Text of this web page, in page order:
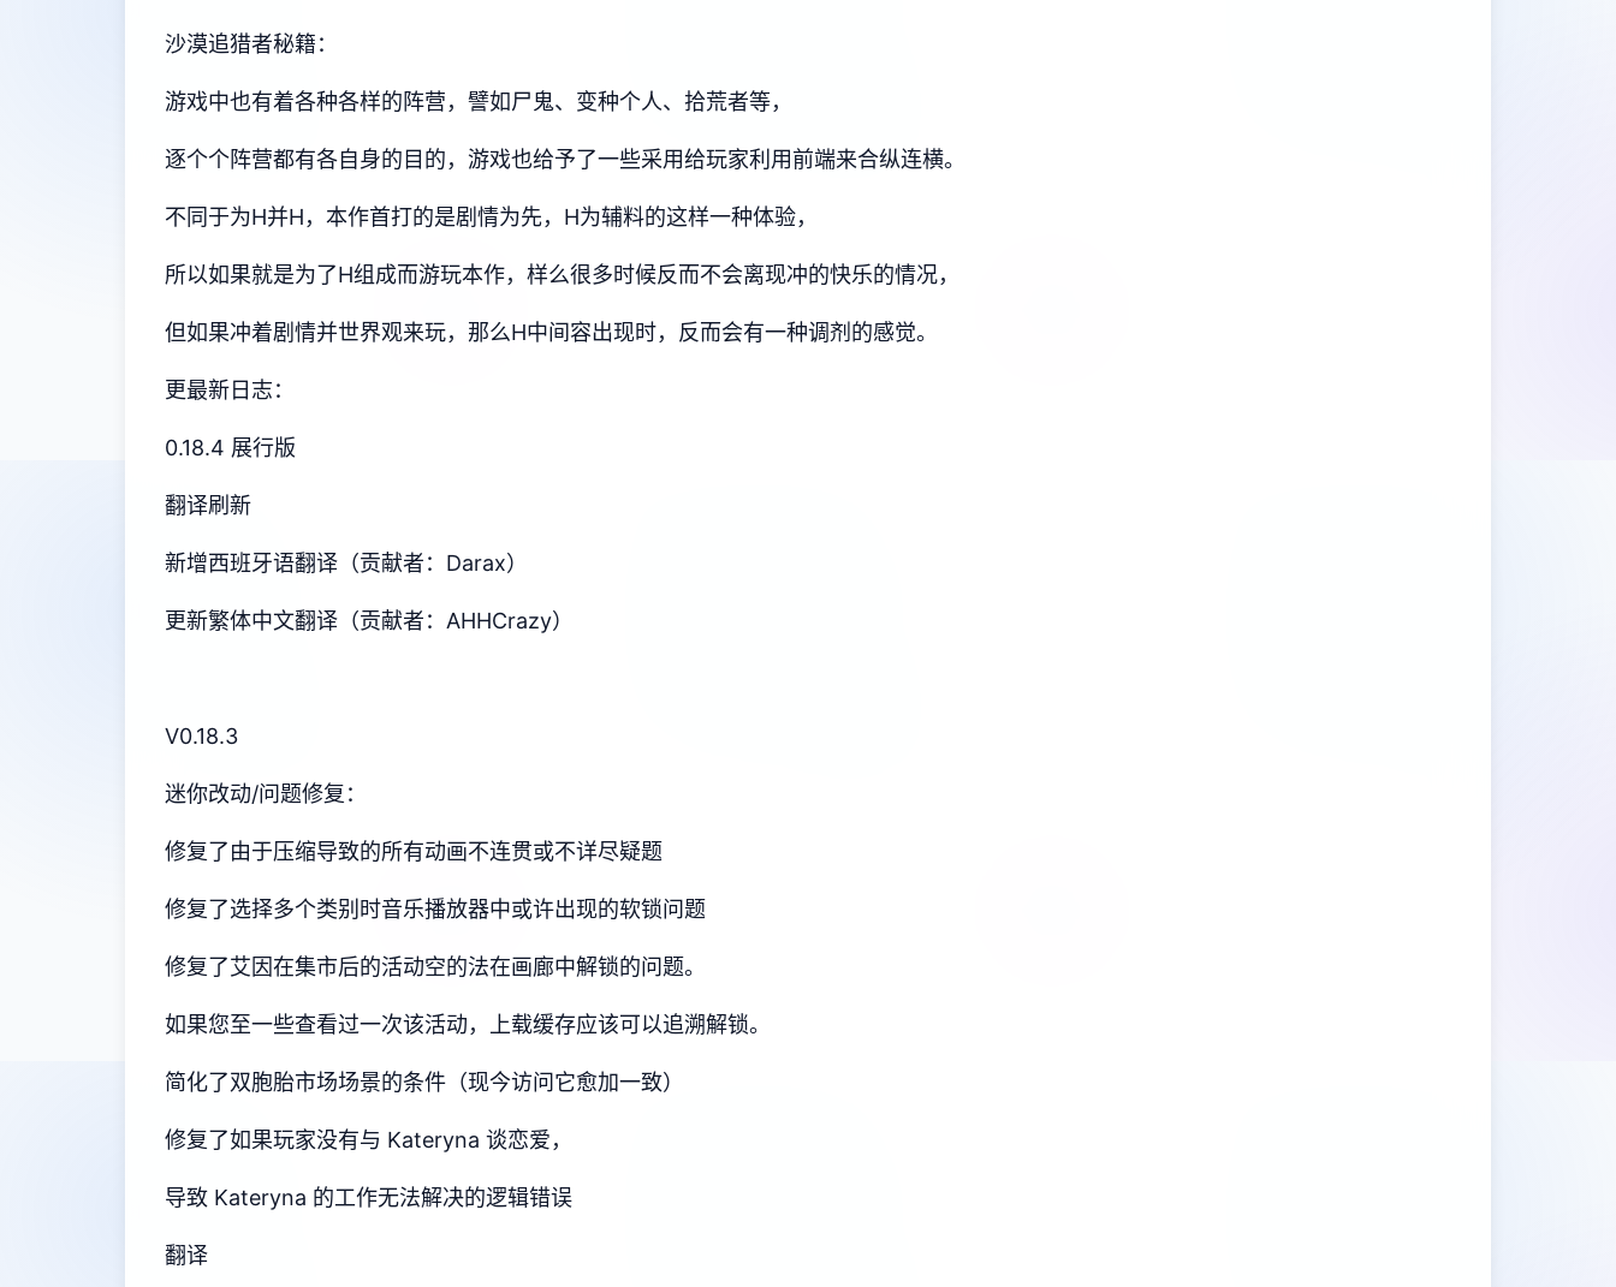
沙漠追猎者秘籍：
游戏中也有着各种各样的阵营，譬如尸鬼、变种个人、拾荒者等，
逐个个阵营都有各自身的目的，游戏也给予了一些采用给玩家利用前端来合纵连横。
不同于为H并H，本作首打的是剧情为先，H为辅料的这样一种体验，
所以如果就是为了H组成而游玩本作，样么很多时候反而不会离现冲的快乐的情况，
但如果冲着剧情并世界观来玩，那么H中间容出现时，反而会有一种调剂的感觉。
更最新日志：
0.18.4 展行版
翻译刷新
新增西班牙语翻译（贡献者：Darax）
更新繁体中文翻译（贡献者：AHHCrazy）
V0.18.3
迷你改动/问题修复：
修复了由于压缩导致的所有动画不连贯或不详尽疑题
修复了选择多个类别时音乐播放器中或许出现的软锁问题
修复了艾因在集市后的活动空的法在画廊中解锁的问题。
如果您至一些查看过一次该活动，上载缓存应该可以追溯解锁。
简化了双胞胎市场场景的条件（现今访问它愈加一致）
修复了如果玩家没有与 Kateryna 谈恋爱，
导致 Kateryna 的工作无法解决的逻辑错误
翻译